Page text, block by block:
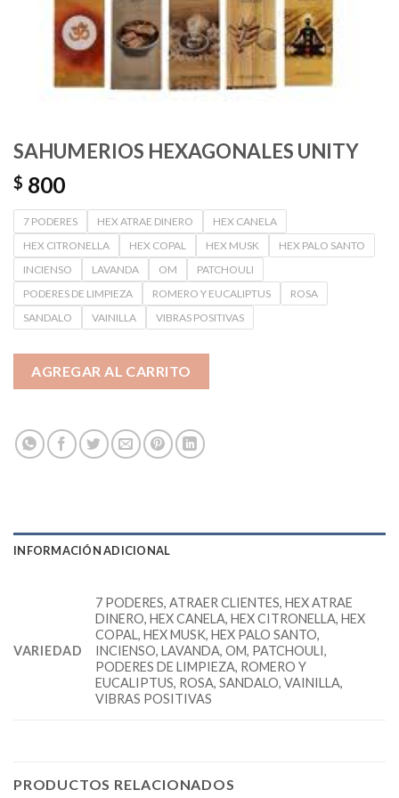
SAHUMERIOS HEXAGONALES UNITY
$ 800
7 PODERES HEX ATRAE DINERO
HEX CANELA
HEX CITRONELLA
HEX COPAL HEX MUSK
HEX PALO SANTO
INCIENSO
LAVANDA OM
PATCHOULI
PODERES DE LIMPIEZA
ROMERO Y EUCALIPTUS
ROSA
SANDALO
VAINILLA VIBRAS POSITIVAS
AGREGAR AL CARRITO
INFORMACIÓN ADICIONAL
VARIEDAD
7 PODERES, ATRAER CLIENTES, HEX ATRAE
DINERO, HEX CANELA, HEX CITRONELLA, HEX
COPAL, HEX MUSK, HEX PALO SANTO,
INCIENSO, LAVANDA, OM, PATCHOULI,
PODERES DE LIMPIEZA, ROMERO Y
EUCALIPTUS, ROSA, SANDALO, VAINILLA,
VIBRAS POSITIVAS
PRODUCTOS RELACIONADOS